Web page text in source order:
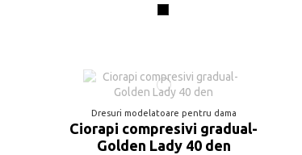
Negru
Dresuri modelatoare pentru dama
Ciorapi compresivi gradual-
Golden Lady 40 den